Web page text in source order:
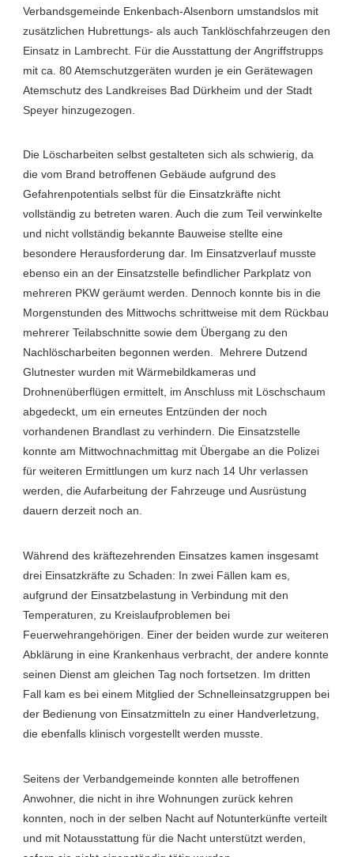
Verbandsgemeinde Enkenbach-Alsenborn umstandslos mit
zusätzlichen Hubrettungs- als auch Tanklöschfahrzeugen den
Einsatz in Lambrecht. Für die Ausstattung der Angriffstrupps
mit ca. 80 Atemschutzgeräten wurden je ein Gerätewagen
Atemschutz des Landkreises Bad Dürkheim und der Stadt
Speyer hinzugezogen.
Die Löscharbeiten selbst gestalteten sich als schwierig, da
die vom Brand betroffenen Gebäude aufgrund des
Gefahrenpotentials selbst für die Einsatzkräfte nicht
vollständig zu betreten waren. Auch die zum Teil verwinkelte
und nicht vollständig bekannte Bauweise stellte eine
besondere Herausforderung dar. Im Einsatzverlauf musste
ebenso ein an der Einsatzstelle befindlicher Parkplatz von
mehreren PKW geräumt werden. Dennoch konnte bis in die
Morgenstunden des Mittwochs schrittweise mit dem Rückbau
mehrerer Teilabschnitte sowie dem Übergang zu den
Nachlöscharbeiten begonnen werden. Mehrere Dutzend
Glutnester wurden mit Wärmebildkameras und
Drohnenüberflügen ermittelt, im Anschluss mit Löschschaum
abgedeckt, um ein erneutes Entzünden der noch
vorhandenen Brandlast zu verhindern. Die Einsatzstelle
konnte am Mittwochnachmittag mit Übergabe an die Polizei
für weiteren Ermittlungen um kurz nach 14 Uhr verlassen
werden, die Aufarbeitung der Fahrzeuge und Ausrüstung
dauern derzeit noch an.
Während des kräftezehrenden Einsatzes kamen insgesamt
drei Einsatzkräfte zu Schaden: In zwei Fällen kam es,
aufgrund der Einsatzbelastung in Verbindung mit den
Temperaturen, zu Kreislaufproblemen bei
Feuerwehrangehörigen. Einer der beiden wurde zur weiteren
Abklärung in eine Krankenhaus verbracht, der andere konnte
seinen Dienst am gleichen Tag noch fortsetzen. Im dritten
Fall kam es bei einem Mitglied der Schnelleinsatzgruppen bei
der Bedienung von Einsatzmitteln zu einer Handverletzung,
die ebenfalls klinisch vorgestellt werden musste.
Seitens der Verbandgemeinde konnten alle betroffenen
Anwohner, die nicht in ihre Wohnungen zurück kehren
konnten, noch in der selben Nacht auf Notunterkünfte verteilt
und mit Notausstattung für die Nacht unterstützt werden,